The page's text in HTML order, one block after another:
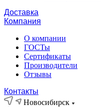
Доставка
Компания
О компании
ГОСТы
Сертификаты
Производители
Отзывы
Контакты
Новосибирск